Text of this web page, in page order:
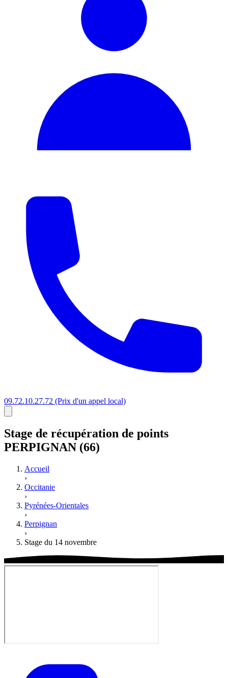
09.72.10.27.72 (Prix d'un appel local)
Stage de récupération de points
PERPIGNAN (66)
Accueil
›
Occitanie
›
Pyrénées-Orientales
›
Perpignan
›
Stage du 14 novembre